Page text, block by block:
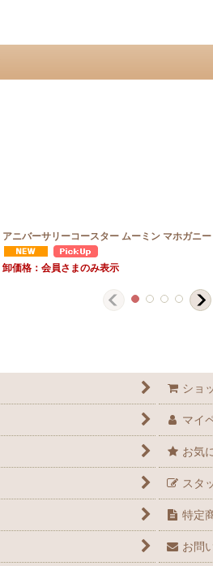
アニバーサリーコースター ムーミン マホガニー
卸価格：会員さまのみ表示
ショ
マイ
お気
スタ
特定
お問